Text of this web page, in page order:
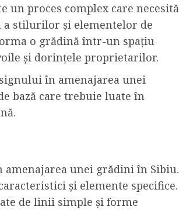
un proces complex care necesită
a stilurilor și elementelor de
o grădină într-un spațiu
și dorințele proprietarilor.
în amenajarea unei
bază care trebuie luate în
amenajarea unei grădini în Sibiu.
și elemente specifice.
de linii simple și forme